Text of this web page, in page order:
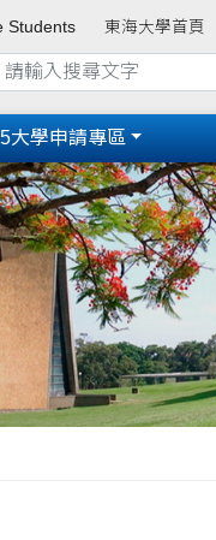
Students 東海大學首頁
大學申請專區